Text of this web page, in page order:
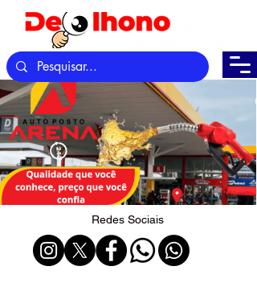
Redes Sociais